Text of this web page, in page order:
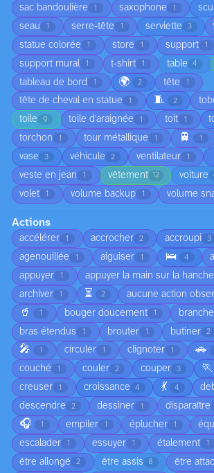
sac bandoulière 1 saxophone 1
seau 1 serre-tête 1 serviette 3
statue colorée 1 store 1 support 1
support mural 1 t-shirt 1 table 4
tableau de bord 1 🌍 2 tête 1
tête de cheval en statue 1 🧵 2
toile 9 toile d'araignée 1 toit 1
torchon 1 tour métallique 1 🚆 1
vase 3 véhicule 2 ventilateur 1
veste en jean 1 vêtement 12 voiture
volet 1 volume backup 1 volume
Actions
accélérer 1 accrocher 2 accroupi 3
agenouillée 1 aiguiser 1 🛌 4
appuyer 1 appuyer la main sur la hanche
archiver 1 ⏳ 2 aucune action
🥤 1 bouger doucement 1
bras étendus 1 brouter 1 butiner 2
🎤 1 circuler 1 clignoter 1 🚗
couché 1 couler 2 couper 3 🏃
creuser 1 croissance 4 💃 4
descendre 2 dessiner 1 disparaître
🎧 1 empiler 1 éplucher 1
escalader 1 essuyer 1 étalement 1
être allongé 2 être assis 8 être